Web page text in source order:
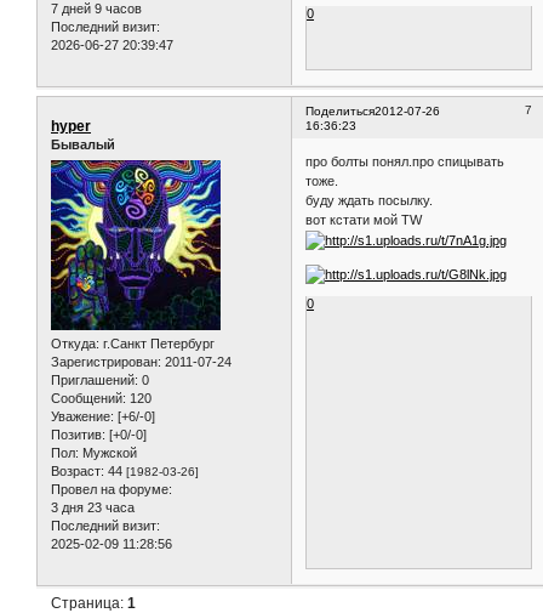
7 дней 9 часов
Последний визит:
2026-06-27 20:39:47
0
Поделиться 7
2012-07-26
16:36:23
hyper
Бывалый
Откуда: г.Санкт Петербург
Зарегистрирован: 2011-07-24
Приглашений: 0
Сообщений: 120
Уважение: [+6/-0]
Позитив: [+0/-0]
Пол: Мужской
Возраст: 44 [1982-03-26]
Провел на форуме:
3 дня 23 часа
Последний визит:
2025-02-09 11:28:56
про болты понял.про спицывать
тоже.
буду ждать посылку.
вот кстати мой TW
0
Страница:1